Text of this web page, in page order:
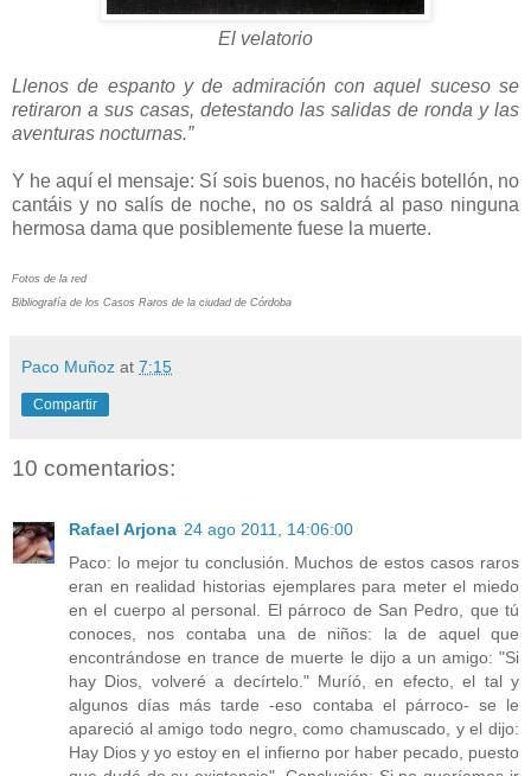
El velatorio
Llenos de espanto y de admiración con aquel suceso se
retiraron a sus casas, detestando las salidas de ronda y las
aventuras nocturnas.”
Y he aquí el mensaje: Sí sois buenos, no hacéis botellón, no
cantáis y no salís de noche, no os saldrá al paso ninguna
hermosa dama que posiblemente fuese la muerte.
Fotos de la red
Bibliografía de los Casos Raros de la ciudad de Córdoba
Paco Muñoz at 7:15
Compartir
10 comentarios:
Rafael Arjona 24 ago 2011, 14:06:00
Paco: lo mejor tu conclusión. Muchos de estos casos raros
eran en realidad historias ejemplares para meter el miedo
en el cuerpo al personal. El párroco de San Pedro, que tú
conoces, nos contaba una de niños: la de aquel que
encontrándose en trance de muerte le dijo a un amigo: "Si
hay Dios, volveré a decírtelo." Muríó, en efecto, el tal y
algunos días más tarde -eso contaba el párroco- se le
apareció al amigo todo negro, como chamuscado, y el dijo:
Hay Dios y yo estoy en el infierno por haber pecado, puesto